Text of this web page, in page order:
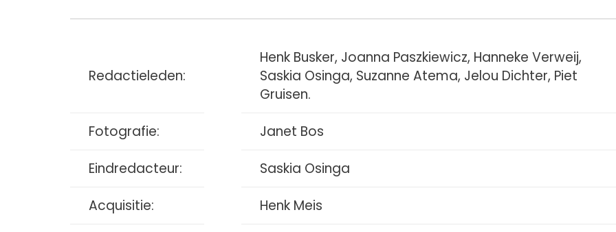
Redactieleden:
Henk Busker, Joanna Paszkiewicz, Hanneke Verweij,
Saskia Osinga, Suzanne Atema, Jelou Dichter, Piet
Gruisen.
Fotografie:
Janet Bos
Eindredacteur:
Saskia Osinga
Acquisitie:
Henk Meis